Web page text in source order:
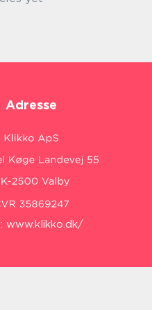
Adresse
www.klikko.dk/